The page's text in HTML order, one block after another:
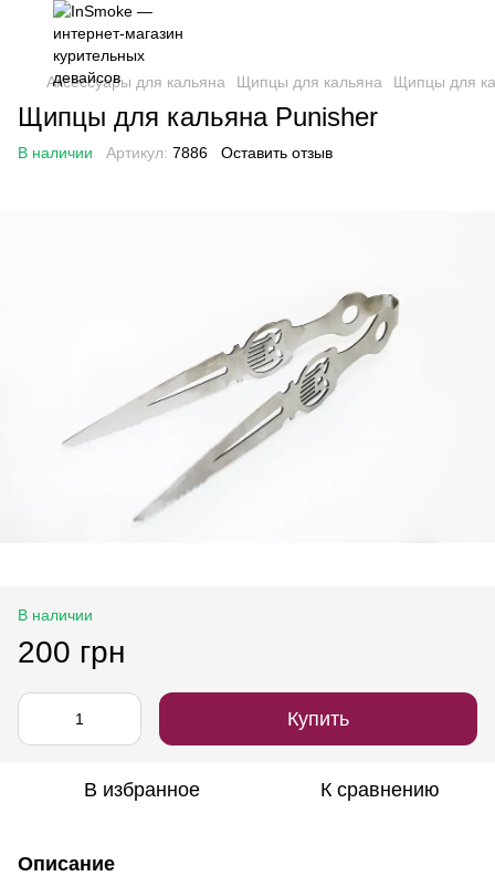
Аксессуары для кальяна Щипцы для кальяна Щипцы для
Щипцы для кальяна Punisher
В наличии Артикул: 7886 Оставить отзыв
В наличии
200 грн
Купить
В избранное К сравнению
Описание